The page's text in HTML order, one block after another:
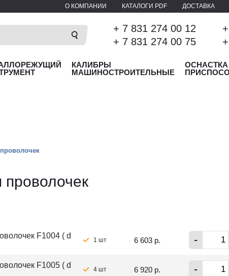
О КОМПАНИИ КАТАЛОГИ PDF ДОСТАВКА
+ 7 831 274 00 12
+ 7 831 274 00 75
КАЛИБРЫ
МАШИНОСТРОИТЕЛЬНЫЕ
ОСНАСТКА
F1004 ( d
1 шт 6 603 р. -
F1005 ( d
4 шт 6 920 р. -